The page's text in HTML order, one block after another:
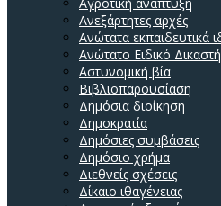
Ανεξάρτητες αρχές
Ανώτατα εκπαιδευτικά
Ανώτατο Ειδικό
Αστυνομική βία
Βιβλιοπαρουσίαση
Δημόσια διοίκηση
Δημοκρατία
Δημόσιες συμβάσεις
Δημόσιο χρήμα
Διεθνείς σχέσεις
Δίκαιο ιθαγένειας